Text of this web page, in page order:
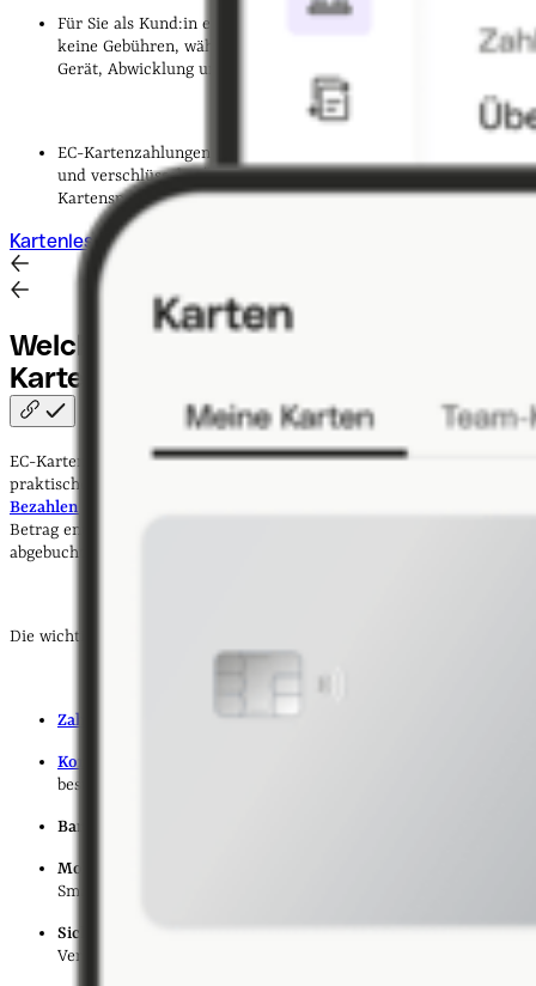
Für Sie als Kund:in entstehen beim Bezahlen mit EC-Karte
keine Gebühren, während Unternehmen je nach Anbieter für
Gerät, Abwicklung und Transaktionen zahlen.
EC-Kartenzahlungen gelten als sehr sicher durch Chip, PIN
und verschlüsselte Übertragung; regelmäßige Vorsicht und
Kartensperrung bei Verlust sind dennoch ratsam.
Kartenlesegerät von Qonto entdecken
Welche Funktionen bieten
Karten?
EC-Karten, auch Girokarten genannt, bieten eine Vielzahl
praktischer Funktionen im Alltag. Sie ermöglichen das
Bezahlen
Betrag entweder sofort oder zeitnah vom verknüpften
abgebucht.
Die wichtigsten Funktionen im Überblick:
Zahlung per Karte im Geschäft, Restaurant oder Hotel
Kontaktloses Bezahlen
bestimmten Betrag
Bargeldabhebung
Mobile Payments
Smartphone
Sichere PIN-Eingabe
bei Zahlungen im electronic cash
Verfahren